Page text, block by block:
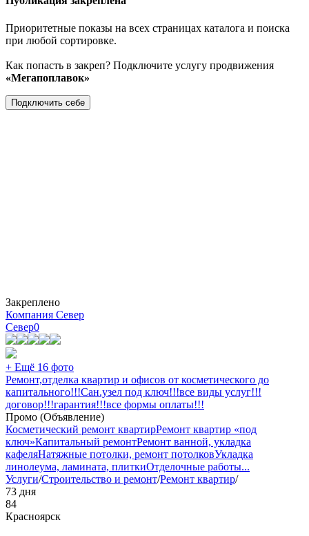
Приоритетные показы на всех страницах каталога и поиска
при любой сортировке.
Как попасть в закреп? Подключите услугу продвижения
«Мегапоплавок»
Подключить себе
Закреплено
Компания Север
Север0
+ Ещё 16 фото
Ремонт,отделка квартир и офисов от косметического до
капитального!!!Сан.узел под ключ!!!все виды услуг!!!
договор!!!гарантия!!!все формы оплаты!!!
Промо (Объявление)
Косметический ремонт квартирРемонт квартир «под
ключ»Капитальный ремонтРемонт ванной, укладка
кафеляНатяжные потолки, ремонт потолковУкладка
линолеума, ламината, плиткиОтделочные работы...
Услуги/Строительство и ремонт/Ремонт квартир/
73 дня
84
Красноярск